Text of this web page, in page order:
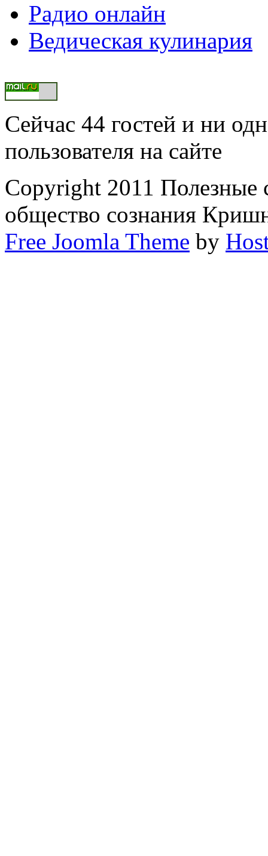
Радио онлайн
Ведическая кулинария
Сейчас 44 гостей и ни
пользователя на сайте
Copyright 2011 Полезные
общество сознания
Free Joomla Theme by